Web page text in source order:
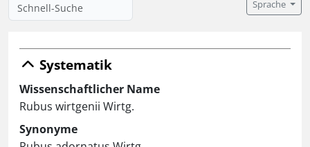
Sprache
Systematik
Wissenschaftlicher Name
Rubus wirtgenii Wirtg.
Synonyme